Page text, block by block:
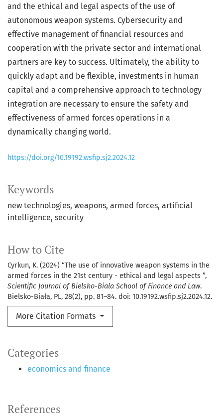
Keywords
new technologies weapons armed forces artificial
intelligence security
Categories
economics and finance
How to Cite
Cyrkun, K. (2024) “The use of innovative weapon systems in the
armed forces in the 21st century - ethical and legal aspects ”,
Scientific Journal of Bielsko-Biala School of Finance and Law.
Bielsko-Biała, PL, 28(2), pp. 81–84. doi: 10.19192.wsfip.sj2.2024.12.
More Citation Formats
and the ethical and legal aspects of the use of
autonomous weapon systems. Cybersecurity and
effective management of financial resources and
cooperation with the private sector and international
partners are key to success. Ultimately, the ability to
quickly adapt and be flexible, investments in human
capital and a comprehensive approach to technology
integration are necessary to ensure the safety and
effectiveness of armed forces operations in a
dynamically changing world.
https://doi.org/10.19192.wsfip.sj2.2024.12
References